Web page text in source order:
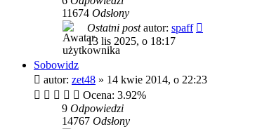
11674 Odsłony
Ostatni postautor: spaff
13 lis 2025, o 18:17
Sobowidz
autor: zet48 » 14 kwie 2014, o 22:23
Ocena: 3.92%
9 Odpowiedzi
14767 Odsłony